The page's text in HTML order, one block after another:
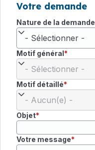
Votre demande
Nature de la demande
Motif général
Motif détaillé
Objet
Votre message